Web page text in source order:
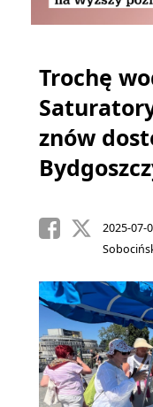
Trochę
znów
2025-07-